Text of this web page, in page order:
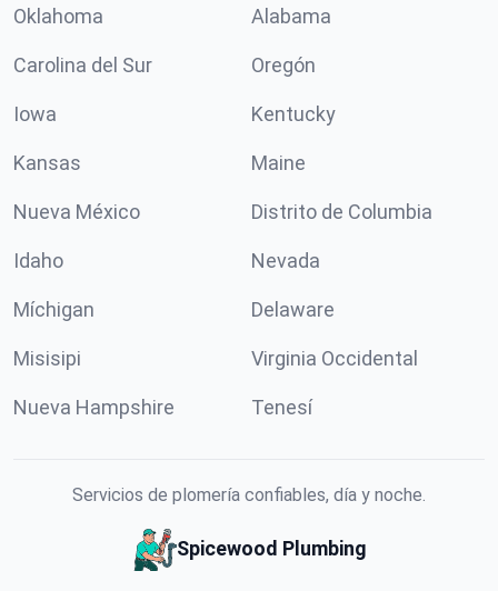
Oklahoma Alabama
Carolina del Sur Oregón
Iowa Kentucky
Kansas Maine
Nueva México Distrito de Columbia
Idaho Nevada
Míchigan Delaware
Misisipi Virginia Occidental
Nueva Hampshire Tenesí
Servicios de plomería confiables, día y noche.
Spicewood Plumbing